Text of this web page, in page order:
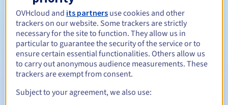
Verlengingsperiode Tussen 1 en 10 jaar
Inlosperiode 30 dagen
OVHcloud and its partners use cookies and other
trackers on our website. Some trackers are strictly
necessary for the site to function. They allow us in
particular to guarantee the security of the service or to
ensure certain essential functionalities. Others allow us
to carry out anonymous audience measurements. These
trackers are exempt from consent.
Subject to your agreement, we also use: